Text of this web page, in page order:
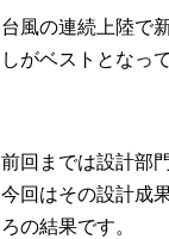
台風の連続上陸で
しがベストとなっ
前回までは設計部
今回はその設計成
ろの結果です。